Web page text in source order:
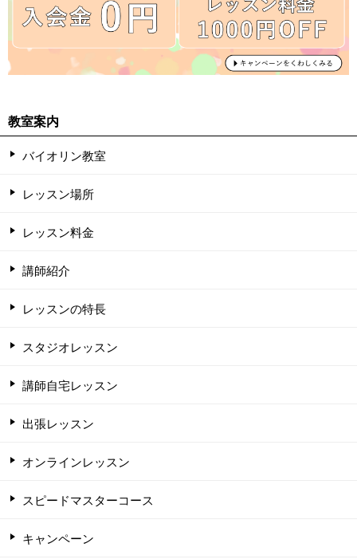
教室案内
バイオリン教室
レッスン場所
レッスン料金
講師紹介
レッスンの特長
スタジオレッスン
講師自宅レッスン
出張レッスン
オンラインレッスン
スピードマスターコース
キャンペーン